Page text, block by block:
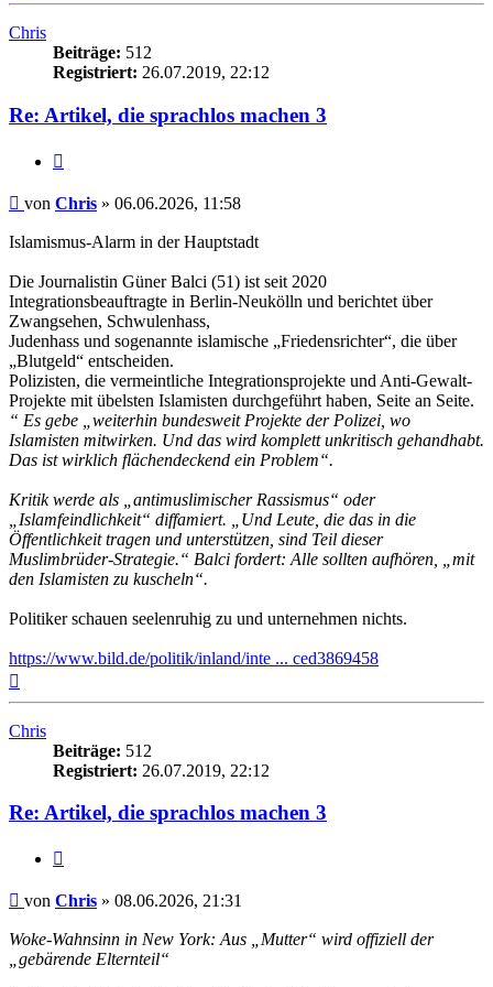
Chris
Beiträge: 512
Registriert: 26.07.2019, 22:12
Re: Artikel, die sprachlos machen 3
Beitrag
von Chris » 06.06.2026, 11:58
Islamismus-Alarm in der Hauptstadt
Die Journalistin Güner Balci (51) ist seit 2020
Integrationsbeauftragte in Berlin-Neukölln und berichtet über
Zwangsehen, Schwulenhass,
Judenhass und sogenannte islamische „Friedensrichter“, die über
„Blutgeld“ entscheiden.
Polizisten, die vermeintliche Integrationsprojekte und Anti-Gewalt-
Projekte mit übelsten Islamisten durchgeführt haben, Seite an Seite.
“ Es gebe „weiterhin bundesweit Projekte der Polizei, wo
Islamisten mitwirken. Und das wird komplett unkritisch gehandhabt.
Das ist wirklich flächendeckend ein Problem“.
Kritik werde als „antimuslimischer Rassismus“ oder
„Islamfeindlichkeit“ diffamiert. „Und Leute, die das in die
Öffentlichkeit tragen und unterstützen, sind Teil dieser
Muslimbrüder-Strategie.“ Balci fordert: Alle sollten aufhören, „mit
den Islamisten zu kuscheln“.
Politiker schauen seelenruhig zu und unternehmen nichts.
https://www.bild.de/politik/inland/inte ... ced3869458
Chris
Beiträge: 512
Registriert: 26.07.2019, 22:12
Re: Artikel, die sprachlos machen 3
Beitrag
von Chris » 08.06.2026, 21:31
Woke-Wahnsinn in New York: Aus „Mutter“ wird offiziell der
„gebärende Elternteil“